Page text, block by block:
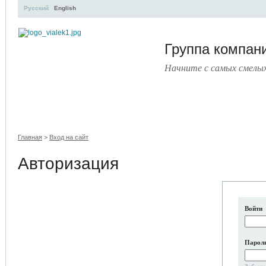
Группа
Начните с самых
Русский English
Главная > Вход на сайт
Авторизация
Войти